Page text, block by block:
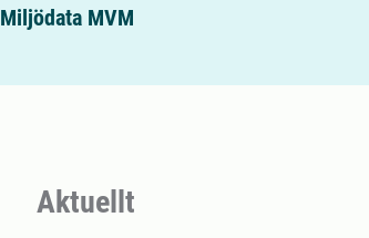
Miljödata MVM
Aktuellt